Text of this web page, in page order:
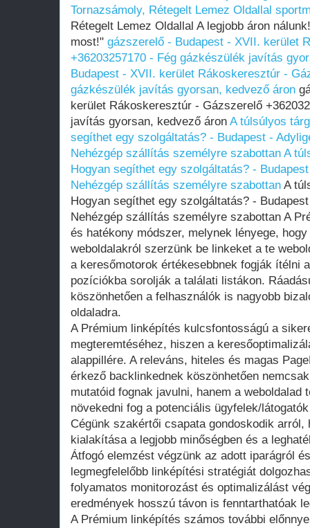
Tornazsámoly, Rétegelt Lemez Oldallal
Rétegelt Lemez Oldallal A legjobb áron
most!" gázszerelő - Budapest - XVII. kerület
+36203257170 - Fég gázkészülék javítás
Budapest - XVII. kerület Rákoskeresztúr -
gázkészülék javítás gyorsan, kedvező áron
kerület Rákoskeresztúr - Gázszerelő
javítás gyorsan, kedvező áron A túlsúlyos
segíthet egy szolgáltatás? - Budapest -
Nehézgép szállítás személyre szabottan A
Hogyan segíthet egy szolgáltatás? -
Nehézgép szállítás személyre szabottan A
Hogyan segíthet egy szolgáltatás? -
Nehézgép szállítás személyre szabottan A
és hatékony módszer, melynek lényege,
weboldalakról szerzünk be linkeket a te
a keresőmotorok értékesebbnek fogják ítélni
pozíciókba sorolják a találati listákon.
köszönhetően a felhasználók is nagyobb
oldaladra.
A Prémium linképítés kulcsfontosságú a
megteremtéséhez, hiszen a
alappillére. A releváns, hiteles és magas
érkező backlinkednek köszönhetően
mutatóid fognak javulni, hanem a weboldalad
növekedni fog a potenciális ügyfelek/
Cégünk szakértői csapata gondoskodik arról,
kialakítása a legjobb minőségben és a
Átfogó elemzést végzünk az adott iparágról
legmegfelelőbb linképítési stratégiát
folyamatos monitorozást és optimalizálást
eredmények hosszú távon is fenntarthatóak
A Prémium linképítés számos további